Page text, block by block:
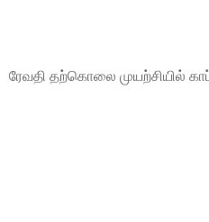
ரேவதி தற்கொலை முயற்சியில்